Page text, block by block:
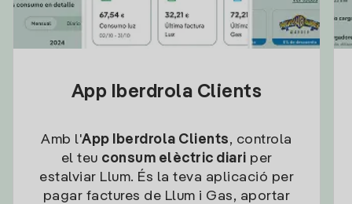
App Iberdrola Clients
Amb l'App Iberdrola Clients, controla
el teu consum elèctric diari per
estalviar Llum. És la teva aplicació per
pagar factures de Llum i Gas, aportar